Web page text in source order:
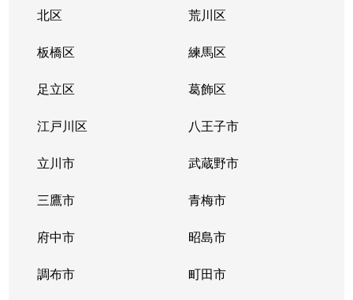
北区 荒川区
板橋区 練馬区
足立区 葛飾区
江戸川区 八王子市
立川市 武蔵野市
三鷹市 青梅市
府中市 昭島市
調布市 町田市